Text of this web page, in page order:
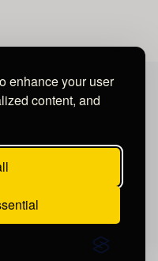
enhance your user
content, and